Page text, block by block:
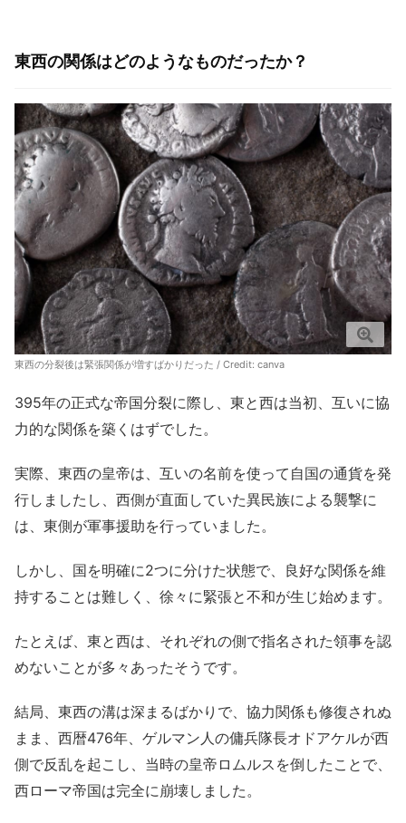
東西の関係はどのようなものだったか？
東西の分裂後は緊張関係が増すばかりだった / Credit: canva
395年の正式な帝国分裂に際し、東と西は当初、互いに協
力的な関係を築くはずでした。
実際、東西の皇帝は、互いの名前を使って自国の通貨を発
行しましたし、西側が直面していた異民族による襲撃に
は、東側が軍事援助を行っていました。
しかし、国を明確に2つに分けた状態で、良好な関係を維
持することは難しく、徐々に緊張と不和が生じ始めます。
たとえば、東と西は、それぞれの側で指名された領事を認
めないことが多々あったそうです。
結局、東西の溝は深まるばかりで、協力関係も修復されぬ
まま、西暦476年、ゲルマン人の傭兵隊長オドアケルが西
側で反乱を起こし、当時の皇帝ロムルスを倒したことで、
西ローマ帝国は完全に崩壊しました。